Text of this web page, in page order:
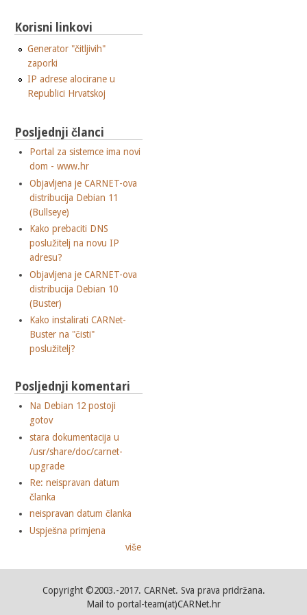
Korisni linkovi
Generator "čitljivih"
zaporki
IP adrese alocirane u
Republici Hrvatskoj
Posljednji članci
Portal za sistemce ima novi
dom - www.hr
Objavljena je CARNET-ova
distribucija Debian 11
(Bullseye)
Kako prebaciti DNS
poslužitelj na novu IP
adresu?
Objavljena je CARNET-ova
distribucija Debian 10
(Buster)
Kako instalirati CARNet-
Buster na "čisti"
poslužitelj?
Posljednji komentari
Na Debian 12 postoji
gotov
stara dokumentacija u
/usr/share/doc/carnet-
upgrade
Re: neispravan datum
članka
neispravan datum članka
Uspješna primjena
više
Copyright ©2003.-2017. CARNet. Sva prava pridržana.
Mail to portal-team(at)CARNet.hr